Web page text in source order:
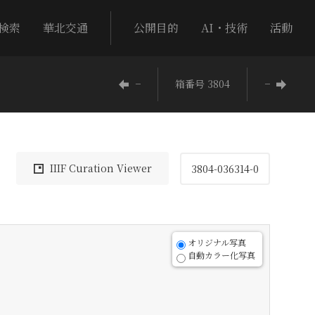
索 華北交通 公開目的 AI・技術 活動
− 箱番号 3804 −
IIIF Curation Viewer 3804-036314-0
オリジナル写真
自動カラー化写真